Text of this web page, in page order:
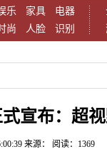
乐 家具
电器
尚
人脸 识别
宣布：超视
来源： 阅读：1369